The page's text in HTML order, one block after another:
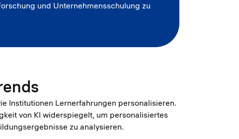
und Unternehmensschulung zu
Institutionen Lernerfahrungen personalisieren.
von KI widerspiegelt, um personalisiertes
zu analysieren.